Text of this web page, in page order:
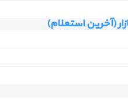
(آخرین استعلام)